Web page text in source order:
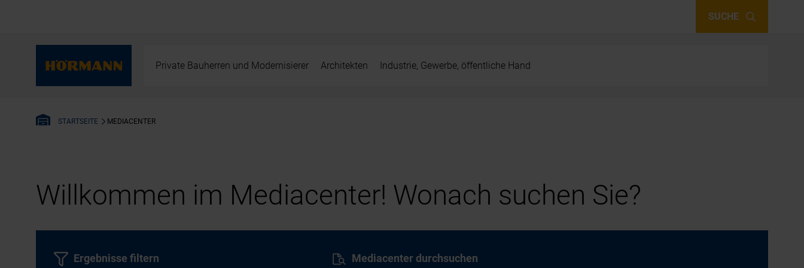
SUCHE
Private Bauherren und Modernisierer Architekten Industrie, Gewerbe, öffentliche Hand
STARTSEITE MEDIACENTER
Willkommen im Mediacenter! Wonach suchen Sie?
Mediacenter durchsuchen
Ergebnisse filtern